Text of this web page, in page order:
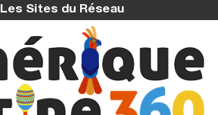
Les Sites du Réseau